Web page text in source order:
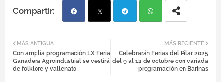
ebo tter egr atsa
MÁS RECIENTE
Celebrarán Ferias del Pilar 2025
del 9 al 12 de octubre con variada
programación en Barinas
MÁS ANTIGUA
Con amplia programación LX Feria
Ganadera Agroindustrial se vestirá
de folklore y vallenato